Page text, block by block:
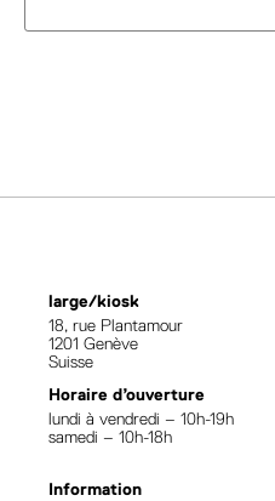
large/kiosk
18, rue Plantamour
1201 Genève
Suisse
Horaire d’ouverture
lundi à vendredi – 10h-19h
samedi – 10h-18h
Information